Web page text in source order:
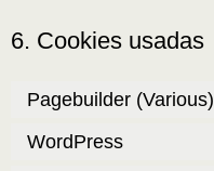
6. Cookies usadas
Pagebuilder (Various)
WordPress